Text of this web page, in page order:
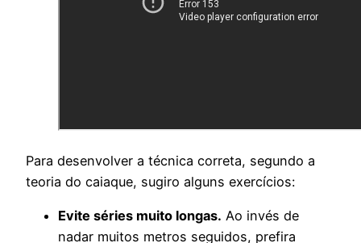
Para desenvolver a técnica correta, segundo a
teoria do caiaque, sugiro alguns exercícios:
Evite séries muito longas. Ao invés de
nadar muitos metros seguidos, prefira